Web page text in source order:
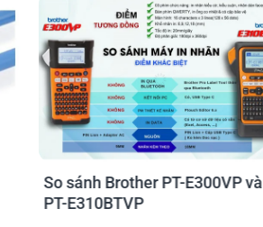
So sánh Brother PT-E300VP và
PT-E310BTVP